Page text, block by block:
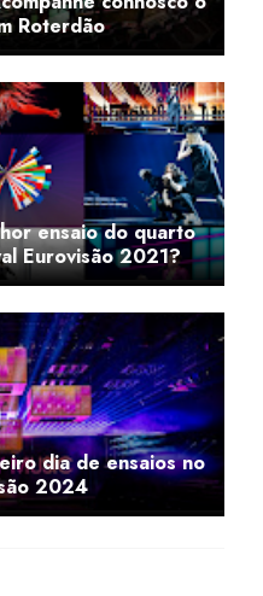
Roterdão
ensaio do quarto
Eurovisão 2021?
dia de ensaios no
2024